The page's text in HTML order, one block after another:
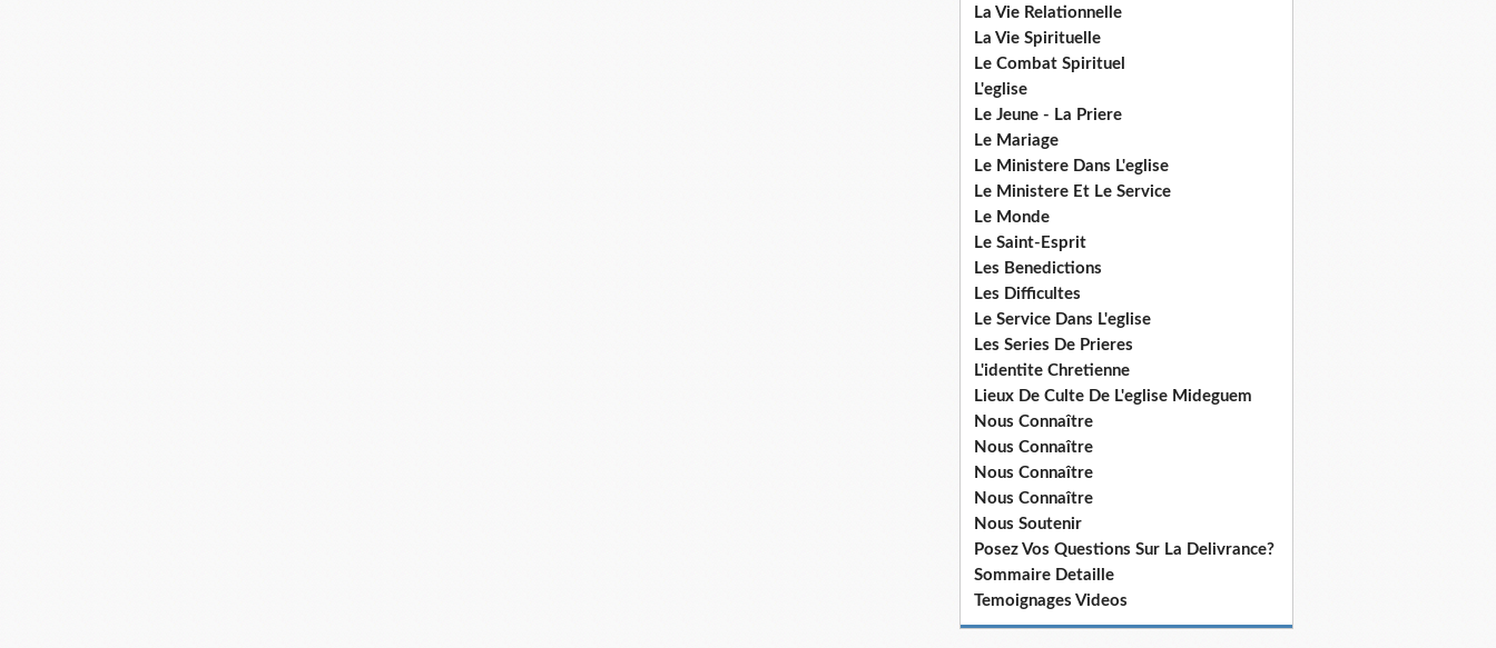
La Vie Relationnelle
La Vie Spirituelle
Le Combat Spirituel
L'eglise
Le Jeune - La Priere
Le Mariage
Le Ministere Dans L'eglise
Le Ministere Et Le Service
Le Monde
Le Saint-Esprit
Les Benedictions
Les Difficultes
Le Service Dans L'eglise
Les Series De Prieres
L'identite Chretienne
Lieux De Culte De L'eglise Mideguem
Nous Connaître
Nous Connaître
Nous Connaître
Nous Connaître
Nous Soutenir
Posez Vos Questions Sur La Delivrance?
Sommaire Detaille
Temoignages Videos